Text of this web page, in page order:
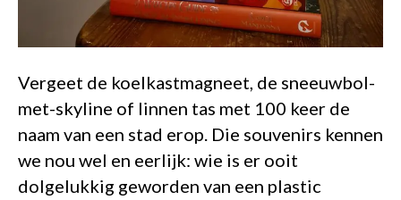
Vergeet de koelkastmagneet, de sneeuwbol-
met-skyline of linnen tas met 100 keer de
naam van een stad erop. Die souvenirs kennen
we nou wel en eerlijk: wie is er ooit
dolgelukkig geworden van een plastic